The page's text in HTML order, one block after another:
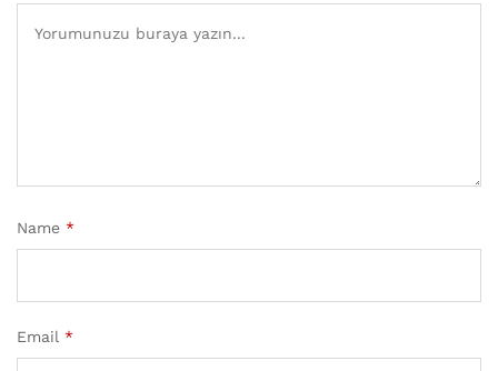
Name *
Email *